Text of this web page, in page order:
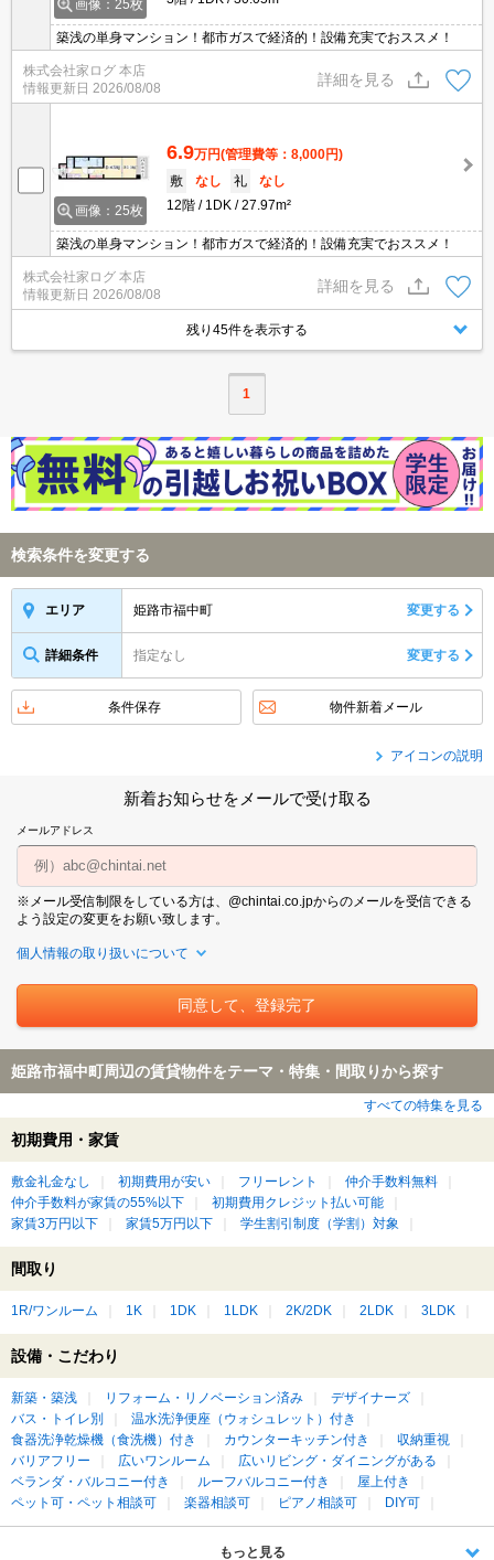
画像：25枚
築浅の単身マンション！都市ガスで経済的！設備充実でおススメ！
株式会社家ログ 本店
情報更新日 2026/08/08
詳細を見る
画像：25枚
6.9万円(管理費等：8,000円)
敷
なし 礼
なし
12階
1DK 27.97m²
築浅の単身マンション！都市ガスで経済的！設備充実でおススメ！
株式会社家ログ 本店
情報更新日 2026/08/08
詳細を見る
残り45件を表示する
1
検索条件を変更する
エリア 姫路市福中町 変更する
詳細条件 指定なし 変更する
条件保存 物件新着メール
アイコンの説明
新着お知らせをメールで受け取る
メールアドレス
※メール受信制限をしている方は、@chintai.co.jpからのメールを受信できる
よう設定の変更をお願い致します。
個人情報の取り扱いについて
姫路市福中町周辺の賃貸物件をテーマ・特集・間取りから探す
すべての特集を見る
初期費用・家賃
敷金礼金なし 初期費用が安い フリーレント
仲介手数料無料
仲介手数料が家賃の55%以下
初期費用クレジット払い可能
家賃3万円以下
家賃5万円以下 学生割引制度（学割）対象
間取り
1R/ワンルーム 1K 1DK 1LDK 2K/2DK 2LDK 3LDK
設備・こだわり
新築・築浅 リフォーム・リノベーション済み
デザイナーズ
バス・トイレ別
温水洗浄便座（ウォシュレット）付き
食器洗浄乾燥機（食洗機）付き
カウンターキッチン付き
収納重視
バリアフリー
広いワンルーム
広いリビング・ダイニングがある
ベランダ・バルコニー付き
ルーフバルコニー付き
屋上付き
ペット可・ペット相談可
楽器相談可 ピアノ相談可 DIY可
もっと見る